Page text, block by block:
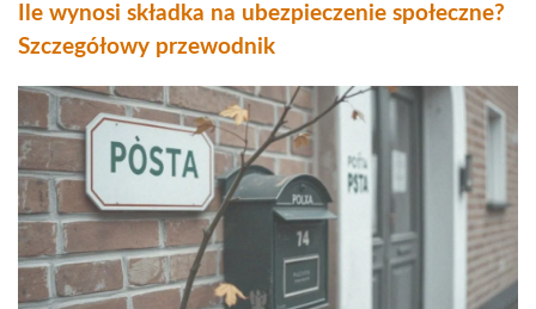
Ile wynosi składka na ubezpieczenie społeczne?
Szczegółowy przewodnik